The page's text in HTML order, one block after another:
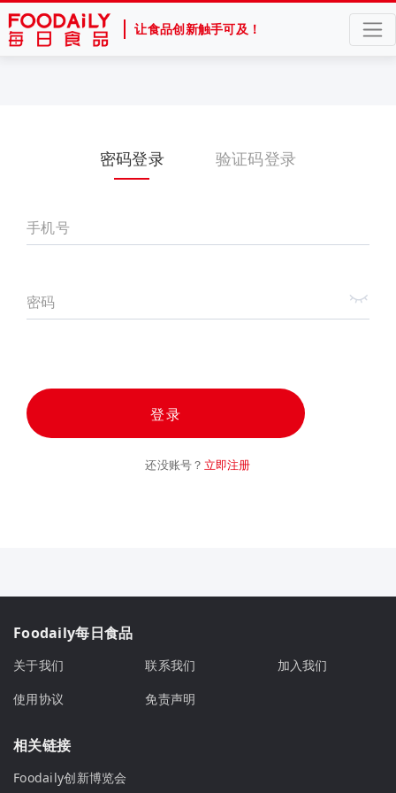
让食品创新触手可及！
密码登录 验证码登录
手机号
密码
登录
还没账号？ 立即注册
Foodaily每日食品
关于我们 联系我们
加入我们
使用协议
免责声明
相关链接
Foodaily创新博览会